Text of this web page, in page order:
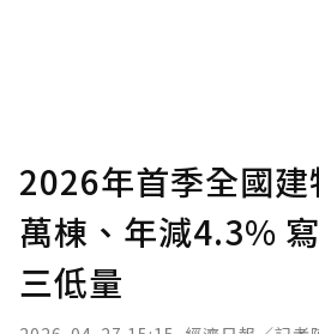
2026年首季全國
萬棟、年減4.3%
三低量